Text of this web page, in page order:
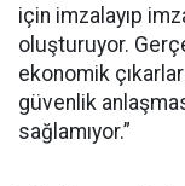
için imzalayıp
oluşturuyor.
ekonomik
güvenlik
sağlamıyor.”